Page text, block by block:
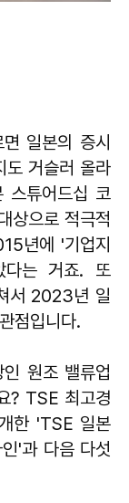
일본의 증시
도 거슬러 올라
스튜어드십 코
상으로 적극적
년에 '기업지
다는 거죠. 또
서 2023년 일
점입니다.
원조 밸류업
? TSE 최고경
한 'TSE 일본
'과 다음 다섯